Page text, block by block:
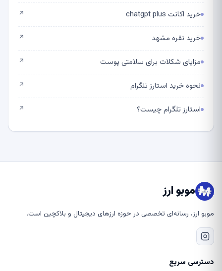
خرید اکانت chatgpt plus ↗
خرید نقره مشهد ↗
مزایای شکلات برای سلامتی پوست ↗
نحوه خرید استارز تلگرام ↗
استارز تلگرام چیست؟ ↗
موبو ارز
موبو ارز، رسانه‌ای تخصصی در حوزه ارزهای دیجیتال و بلاکچین است.
دسترسی سریع